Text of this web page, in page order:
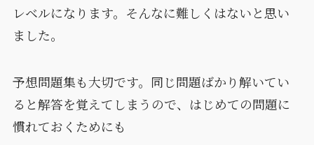
レベルになります。そんなに難しくはないと思い
ました。
予想問題集も大切です。同じ問題ばかり解いてい
ると解答を覚えてしまうので、はじめての問題に
慣れておくためにも